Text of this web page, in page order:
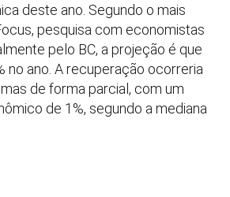
deste ano. Segundo o mais
pesquisa com economistas
pelo BC, a projeção é que
no ano. A recuperação ocorreria
de forma parcial, com um
de 1%, segundo a mediana